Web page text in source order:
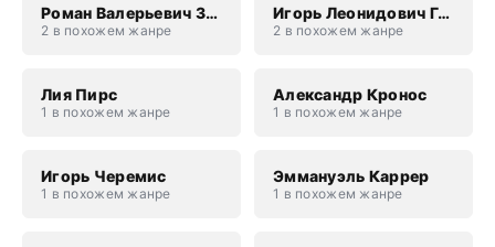
Роман Валерьевич Злотников
2 в похожем жанре
Игорь Леонидович Гринчевский
2 в похожем жанре
Лия Пирс
1 в похожем жанре
Александр Кронос
1 в похожем жанре
Игорь Черемис
1 в похожем жанре
Эммануэль Каррер
1 в похожем жанре